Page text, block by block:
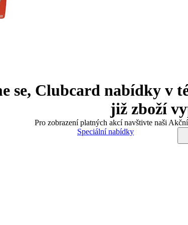
se, Clubcard nabídky v
již zboží
Pro zobrazení platných akcí navštivte naši
Speciální nabídky